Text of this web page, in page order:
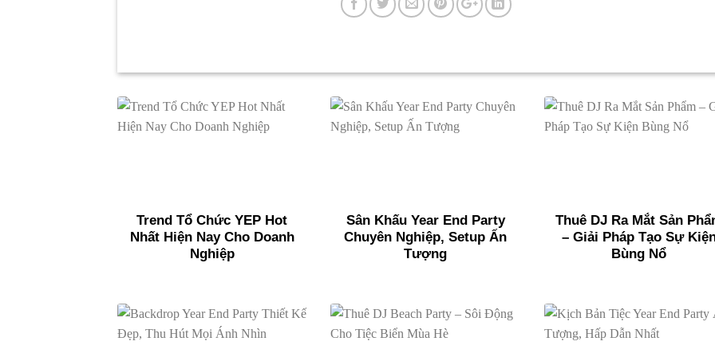
Trend Tổ Chức YEP Hot
Nhất Hiện Nay Cho Doanh
Nghiệp
Sân Khấu Year End Party
Chuyên Nghiệp, Setup Ấn
Tượng
Thuê DJ Ra Mắt Sản
– Giải Pháp Tạo Sự
Bùng Nổ